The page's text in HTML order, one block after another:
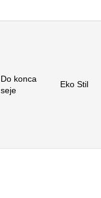
Do konca
seje
Eko Stil